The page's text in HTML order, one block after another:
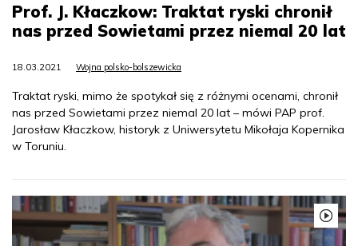
Prof. J. Kłaczkow: Traktat ryski chronił
nas przed Sowietami przez niemal 20 lat
18.03.2021 Wojna polsko-bolszewicka
Traktat ryski, mimo że spotykał się z różnymi ocenami, chronił
nas przed Sowietami przez niemal 20 lat – mówi PAP prof.
Jarosław Kłaczkow, historyk z Uniwersytetu Mikołaja Kopernika
w Toruniu.